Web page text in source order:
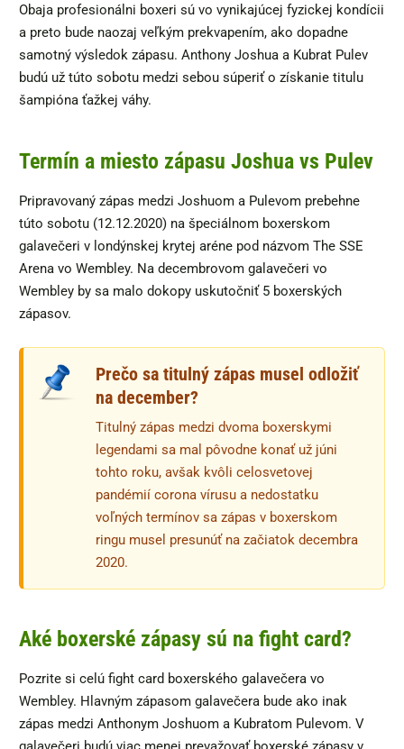
Obaja profesionálni boxeri sú vo vynikajúcej fyzickej kondícii
a preto bude naozaj veľkým prekvapením, ako dopadne
samotný výsledok zápasu. Anthony Joshua a Kubrat Pulev
budú už túto sobotu medzi sebou súperiť o získanie titulu
šampióna ťažkej váhy.
Termín a miesto zápasu Joshua vs Pulev
Pripravovaný zápas medzi Joshuom a Pulevom prebehne
túto sobotu (12.12.2020) na špeciálnom boxerskom
galavečeri v londýnskej krytej aréne pod názvom The SSE
Arena vo Wembley. Na decembrovom galavečeri vo
Wembley by sa malo dokopy uskutočniť 5 boxerských
zápasov.
Prečo sa titulný zápas musel odložiť
na december?
Titulný zápas medzi dvoma boxerskymi
legendami sa mal pôvodne konať už júni
tohto roku, avšak kvôli celosvetovej
pandémií corona vírusu a nedostatku
voľných termínov sa zápas v boxerskom
ringu musel presunúť na začiatok decembra
2020.
Aké boxerské zápasy sú na fight card?
Pozrite si celú fight card boxerského galavečera vo
Wembley. Hlavným zápasom galavečera bude ako inak
zápas medzi Anthonym Joshuom a Kubratom Pulevom. V